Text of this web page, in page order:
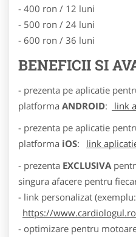
- 400 ron / 12 luni
- 500 ron / 24 luni
- 600 ron / 36 luni
BENEFICII SI
- prezenta pe aplicatie
platforma ANDROID:
link
- prezenta pe aplicatie
platforma iOS:
link
- prezenta EXCLUSIVA
singura afacere pentru
- link personalizat (exemplu:
https://
- optimizare pentru